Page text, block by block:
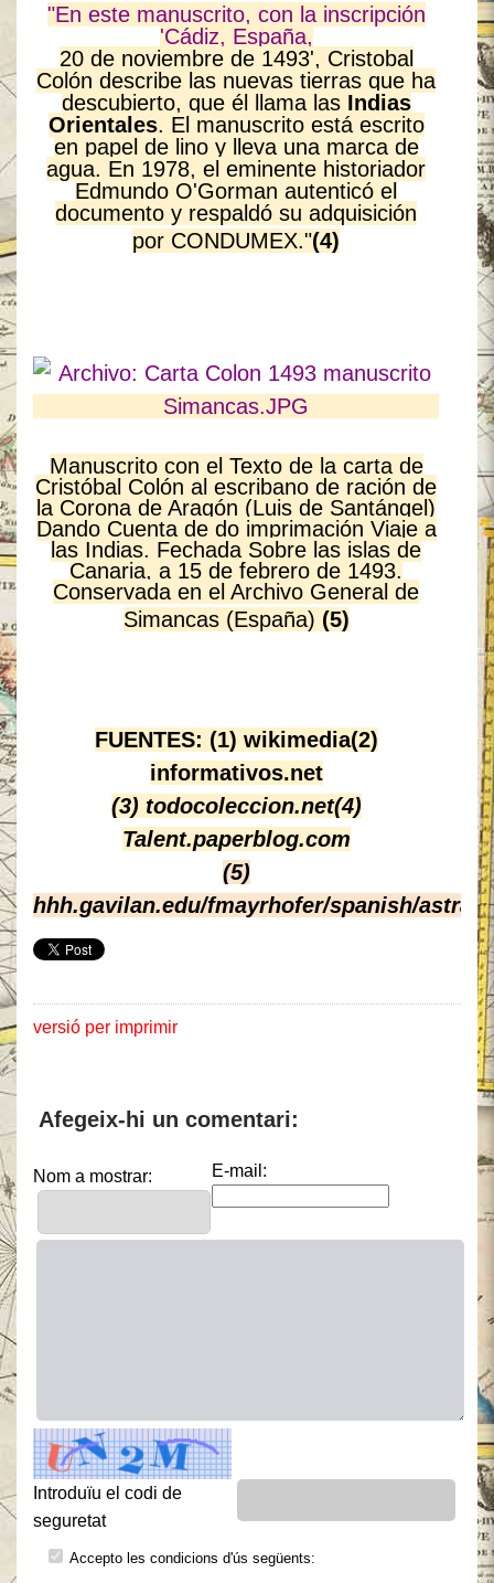
"En este manuscrito, con la inscripción
'Cádiz, España,
20 de noviembre de 1493', Cristobal
Colón describe las nuevas tierras que ha
descubierto, que él llama las Indias
Orientales. El manuscrito está escrito
en papel de lino y lleva una marca de
agua. En 1978, el eminente historiador
Edmundo O'Gorman autenticó el
documento y respaldó su adquisición
por CONDUMEX."(4)
Manuscrito con el Texto de la carta de
Cristóbal Colón al escribano de ración de
la Corona de Aragón (Luis de Santángel)
Dando Cuenta de do imprimación Viaje a
las Indias. Fechada Sobre las islas de
Canaria, a 15 de febrero de 1493.
Conservada en el Archivo General de
Simancas (España) (5)
FUENTES: (1) wikimedia(2)
informativos.net
(3) todocoleccion.net(4)
Talent.paperblog.com
(5)
hhh.gavilan.edu/fmayrhofer/spanish/
versió per imprimir
Afegeix-hi un comentari:
Nom a mostrar: E-mail:
Introduïu el codi de
seguretat
Accepto les condicions d'ús següents: